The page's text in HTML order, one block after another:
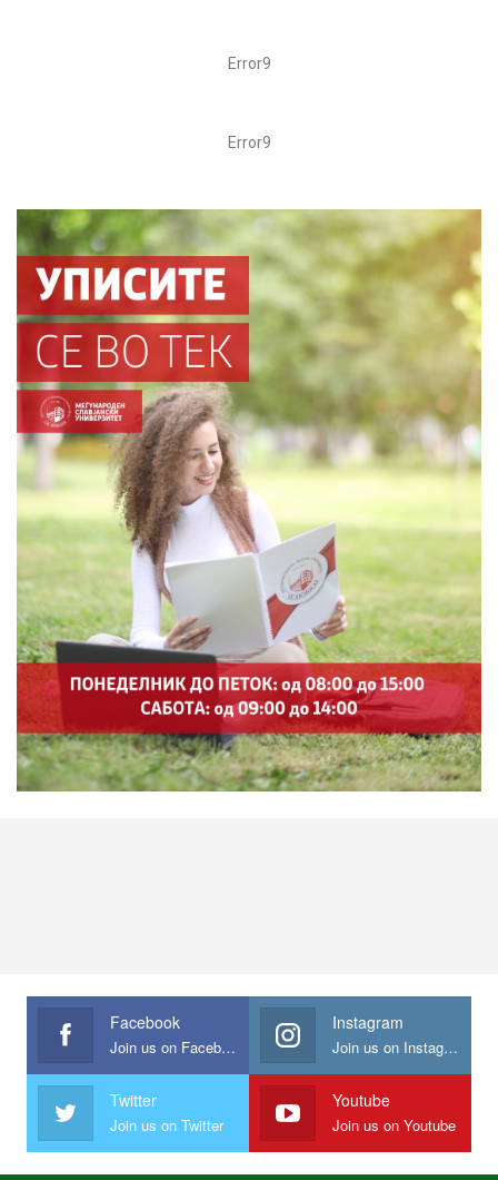
Error9
Error9
Facebook
Join us on Facebook
Instagram
Join us on Instagram
Twitter
Join us on Twitter
Youtube
Join us on Youtube